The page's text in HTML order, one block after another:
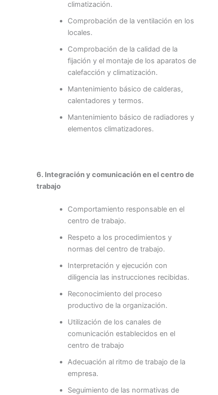
climatización.
Comprobación de la ventilación en los
locales.
Comprobación de la calidad de la
fijación y el montaje de los aparatos de
calefacción y climatización.
Mantenimiento básico de calderas,
calentadores y termos.
Mantenimiento básico de radiadores y
elementos climatizadores.
6. Integración y comunicación en el centro de
trabajo
Comportamiento responsable en el
centro de trabajo.
Respeto a los procedimientos y
normas del centro de trabajo.
Interpretación y ejecución con
diligencia las instrucciones recibidas.
Reconocimiento del proceso
productivo de la organización.
Utilización de los canales de
comunicación establecidos en el
centro de trabajo
Adecuación al ritmo de trabajo de la
empresa.
Seguimiento de las normativas de